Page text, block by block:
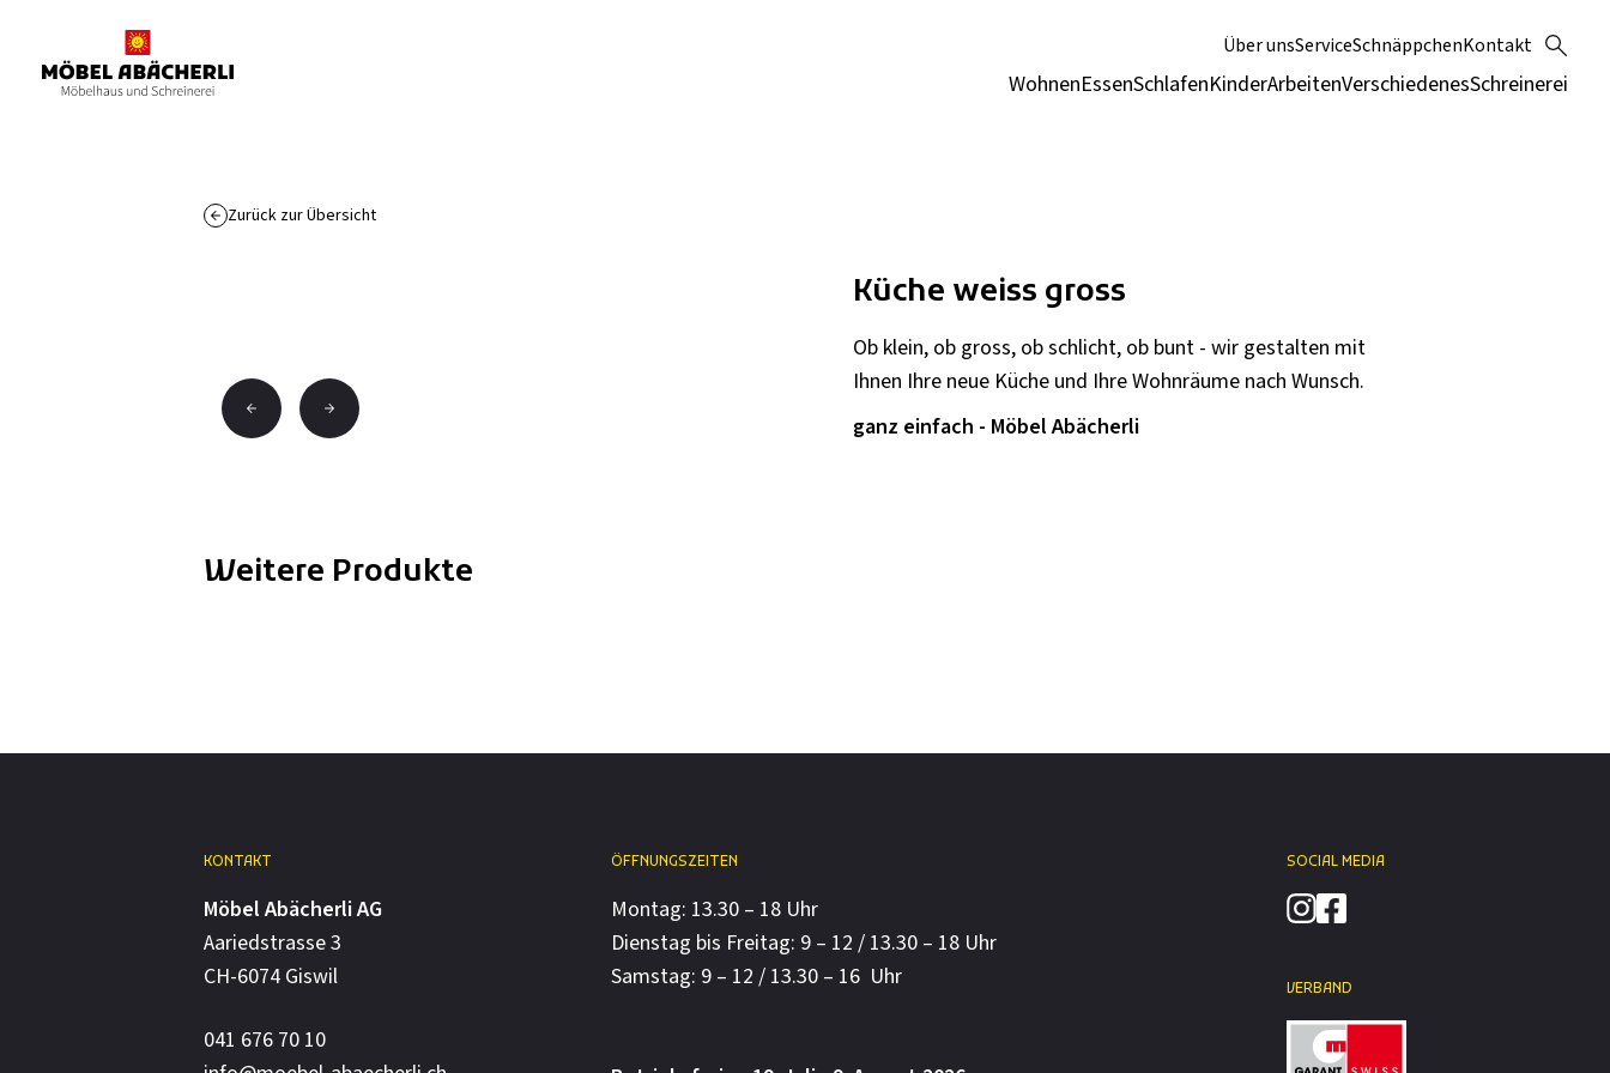
Über unsServiceSchnäppchenKontakt
WohnenEssenSchlafenKinderArbeitenVerschiedenesSchreinerei
Zurück zur Übersicht
Küche weiss gross
Ob klein, ob gross, ob schlicht, ob bunt - wir gestalten mit
Ihnen Ihre neue Küche und Ihre Wohnräume nach Wunsch.
ganz einfach - Möbel Abächerli
Weitere Produkte
KONTAKT
Möbel Abächerli AG
Aariedstrasse 3
CH-6074 Giswil
041 676 70 10
ÖFFNUNGSZEITEN
Montag: 13.30 – 18 Uhr
Dienstag bis Freitag: 9 – 12 / 13.30 – 18 Uhr
Samstag: 9 – 12 / 13.30 – 16 Uhr
SOCIAL MEDIA
VERBAND